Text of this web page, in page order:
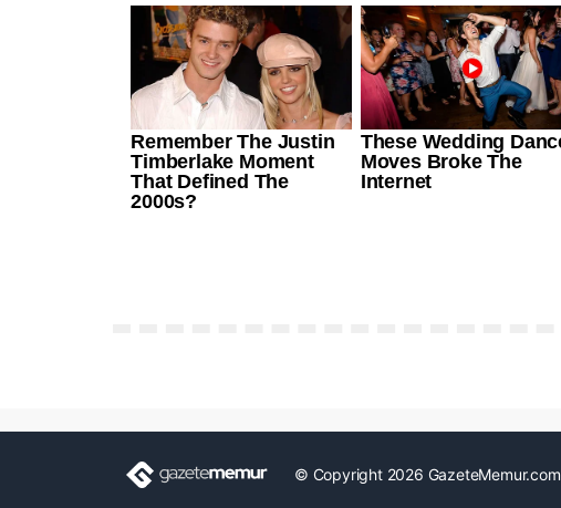
© Copyright 2026 GazeteMemur.com